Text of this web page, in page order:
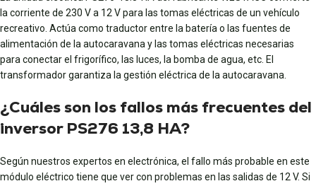
la corriente de 230 V a 12 V para las tomas eléctricas de un vehículo
recreativo. Actúa como traductor entre la batería o las fuentes de
alimentación de la autocaravana y las tomas eléctricas necesarias
para conectar el frigorífico, las luces, la bomba de agua, etc. El
transformador garantiza la gestión eléctrica de la autocaravana.
¿Cuáles son los fallos más frecuentes del
inversor PS276 13,8 HA?
Según nuestros expertos en electrónica, el fallo más probable en este
módulo eléctrico tiene que ver con problemas en las salidas de 12 V. Si